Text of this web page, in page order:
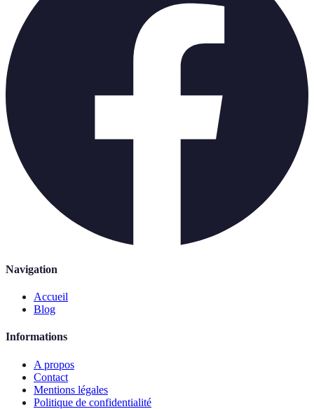
Navigation
Accueil
Blog
Informations
A propos
Contact
Mentions légales
Politique de confidentialité